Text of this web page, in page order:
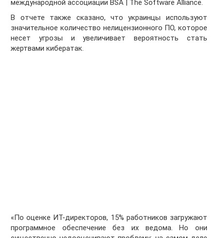
международной ассоциации BSA | The Software Alliance.
В отчете также сказано, что украинцы используют
значительное количество нелицензионного ПО, которое
несет угрозы и увеличивает вероятность стать
жертвами кибератак.
«По оценке ИТ-директоров, 15% работников загружают
программное обеспечение без их ведома. Но они